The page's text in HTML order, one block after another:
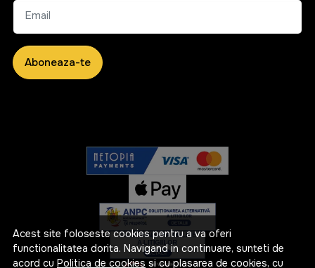
Acest site foloseste cookies pentru a va oferi
functionalitatea dorita. Navigand in continuare, sunteti de
acord cu Politica de cookies si cu plasarea de cookies, cu
Email
Aboneaza-te